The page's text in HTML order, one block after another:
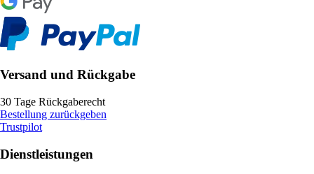
Versand und Rückgabe
30 Tage Rückgaberecht
Bestellung zurückgeben
Trustpilot
Dienstleistungen